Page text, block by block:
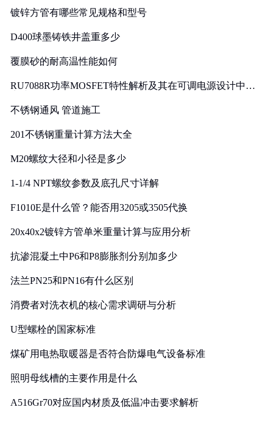
镀锌方管有哪些常见规格和型号
D400球墨铸铁井盖重多少
覆膜砂的耐高温性能如何
RU7088R功率MOSFET特性解析及其在可调电源设计中的
不锈钢通风 管道施工
201不锈钢重量计算方法大全
M20螺纹大径和小径是多少
1-1/4 NPT螺纹参数及底孔尺寸详解
F1010E是什么管？能否用3205或3505代换
20x40x2镀锌方管单米重量计算与应用分析
抗渗混凝土中P6和P8膨胀剂分别加多少
法兰PN25和PN16有什么区别
消费者对洗衣机的核心需求调研与分析
U型螺栓的国家标准
煤矿用电热取暖器是否符合防爆电气设备标准
照明母线槽的主要作用是什么
A516Gr70对应国内材质及低温冲击要求解析